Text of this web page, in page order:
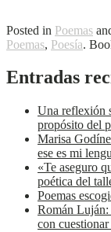
Posted in Poemas
Poemas, Poesía.
Entradas
Una reflexión
propósito del
Marisa
ese es mi
«Te aseguro
poética del
Poemas
Román Luján:
con